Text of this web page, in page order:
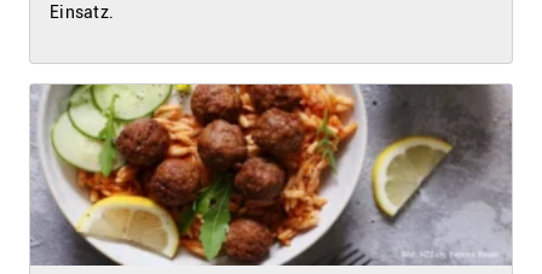
Einsatz.